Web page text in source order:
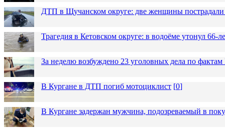
ДТП в Щучанском округе: две женщины пострадали
Трагедия в Кетовском округе: в водоёме утонул 66-
За неделю возбуждено 23 уголовных дела по
В Кургане в ДТП погиб мотоциклист [0]
В Кургане задержан мужчина, подозреваемый в